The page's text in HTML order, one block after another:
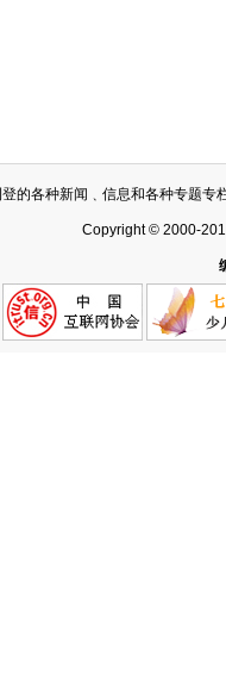
的各种新闻﹑信息和各种专题专
Copyright © 2000-